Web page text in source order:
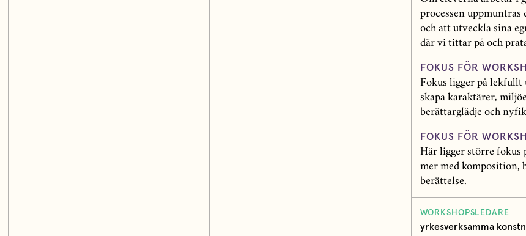
processen
och att utveckla sina
där vi tittar på och
FOKUS FÖR
Fokus ligger på lekfullt
skapa karaktärer,
berättarglädje och
FOKUS FÖR
Här ligger större fokus
mer med komposition,
berättelse.
WORKSHOPSLEDARE
yrkesverksamma